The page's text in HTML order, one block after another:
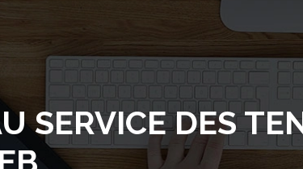
SERVICE DES